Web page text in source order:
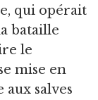
qui opérait
bataille
le
mise en
salves